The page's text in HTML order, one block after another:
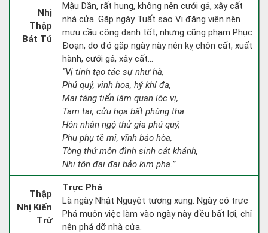
Nhị
Thập
Bát Tú
Mậu Dần, rất hung, không nên cưới gả, xây cất
nhà cửa. Gặp ngày Tuất sao Vị đăng viên nên
mưu cầu công danh tốt, nhưng cũng phạm Phục
Đoạn, do đó gặp ngày này nên kỵ chôn cất, xuất
hành, cưới gả, xây cất...
“Vị tinh tạo tác sự như hà,
Phú quý, vinh hoa, hỷ khí đa,
Mai táng tiến lâm quan lộc vị,
Tam tai, cửu họa bất phùng tha.
Hôn nhân ngộ thử gia phú quý,
Phu phụ tề mi, vĩnh bảo hòa,
Tòng thử môn đình sinh cát khánh,
Nhi tôn đại đại bảo kim pha.”
Thập
Nhị Kiến
Trừ
Trực Phá
Là ngày Nhật Nguyệt tương xung. Ngày có trực
Phá muôn việc làm vào ngày này đều bất lợi, chỉ
nên phá dỡ nhà cửa.